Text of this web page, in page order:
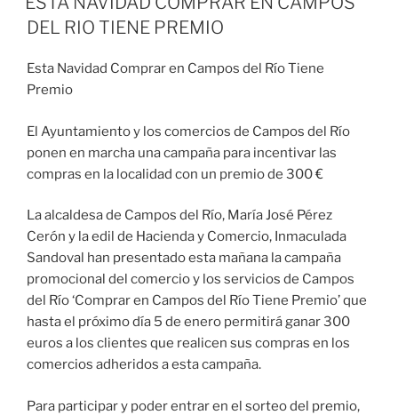
DEL RIO TIENE PREMIO
Esta Navidad Comprar en Campos del Río Tiene
Premio
El Ayuntamiento y los comercios de Campos del Río
ponen en marcha una campaña para incentivar las
compras en la localidad con un premio de 300 €
La alcaldesa de Campos del Río, María José Pérez
Cerón y la edil de Hacienda y Comercio, Inmaculada
Sandoval han presentado esta mañana la campaña
promocional del comercio y los servicios de Campos
del Río ‘Comprar en Campos del Río Tiene Premio’ que
hasta el próximo día 5 de enero permitirá ganar 300
euros a los clientes que realicen sus compras en los
comercios adheridos a esta campaña.
Para participar y poder entrar en el sorteo del premio,